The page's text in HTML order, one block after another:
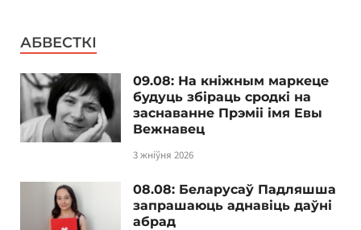
АБВЕСТКІ
09.08: На кніжным маркеце
будуць збіраць сродкі на
заснаванне Прэміі імя Евы
Вежнавец
3 жніўня 2026
08.08: Беларусаў Падляшша
запрашаюць аднавіць даўні
абрад